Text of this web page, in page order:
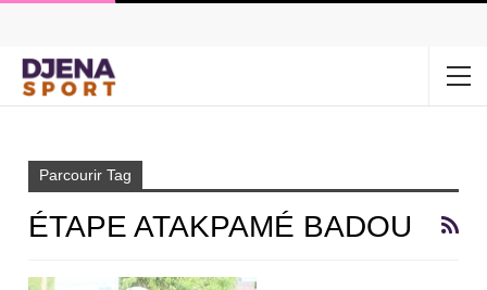
Parcourir Tag
ÉTAPE ATAKPAMÉ BADOU